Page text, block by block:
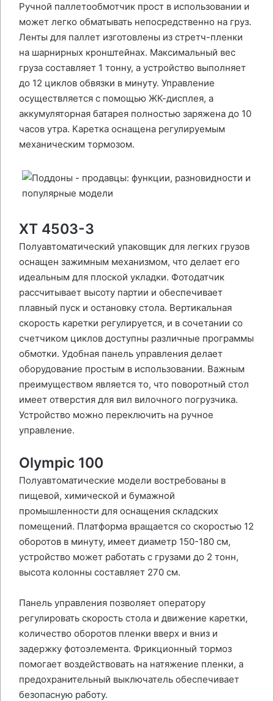
Ручной паллетообмотчик прост в использовании и
может легко обматывать непосредственно на груз.
Ленты для паллет изготовлены из стретч-пленки
на шарнирных кронштейнах. Максимальный вес
груза составляет 1 тонну, а устройство выполняет
до 12 циклов обвязки в минуту. Управление
осуществляется с помощью ЖК-дисплея, а
аккумуляторная батарея полностью заряжена до 10
часов утра. Каретка оснащена регулируемым
механическим тормозом.
XT 4503-3
Полуавтоматический упаковщик для легких грузов
оснащен зажимным механизмом, что делает его
идеальным для плоской укладки. Фотодатчик
рассчитывает высоту партии и обеспечивает
плавный пуск и остановку стола. Вертикальная
скорость каретки регулируется, и в сочетании со
счетчиком циклов доступны различные программы
обмотки. Удобная панель управления делает
оборудование простым в использовании. Важным
преимуществом является то, что поворотный стол
имеет отверстия для вил вилочного погрузчика.
Устройство можно переключить на ручное
управление.
Olympic 100
Полуавтоматические модели востребованы в
пищевой, химической и бумажной
промышленности для оснащения складских
помещений. Платформа вращается со скоростью 12
оборотов в минуту, имеет диаметр 150-180 см,
устройство может работать с грузами до 2 тонн,
высота колонны составляет 270 см.
Панель управления позволяет оператору
регулировать скорость стола и движение каретки,
количество оборотов пленки вверх и вниз и
задержку фотоэлемента. Фрикционный тормоз
помогает воздействовать на натяжение пленки, а
предохранительный выключатель обеспечивает
безопасную работу.